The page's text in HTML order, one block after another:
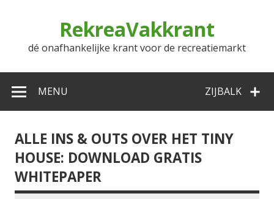
RekreaVakkrant
dé onafhankelijke krant voor de recreatiemarkt
ZIJBALK
MENU
ALLE INS & OUTS OVER HET TINY
HOUSE: DOWNLOAD GRATIS
WHITEPAPER